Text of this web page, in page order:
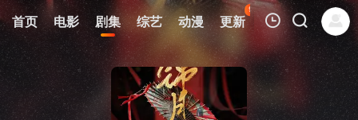
首页 电影 剧集 综艺 动漫 更新
92
热榜 APP
我的观影记录